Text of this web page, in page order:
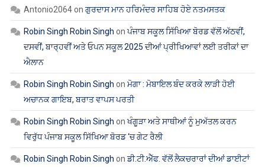
Antonio2064on ਗੁਰਦਾਸ ਮਾਨ ਹਰਿਮੰਦਰ ਸਾਹਿਬ ਹੋਏ ਨਤਮਸਤਕ
Robin Singh Robin Singh onਪੰਜਾਬ ਸਕੂਲ ਸਿੱਖਿਆ ਬੋਰਡ ਵੱਲੋਂ ਅੱਠਵੀਂ,
ਦਸਵੀਂ, ਬਾਰ੍ਹਵੀਂ ਅਤੇ ਓਪਨ ਸਕੂਲ 2025 ਦੀਆਂ ਪ੍ਰੀਖਿਆਵਾਂ ਲਈ ਤਰੀਕਾਂ ਦਾ
ਐਲਾਨ
Robin Singh Robin Singh on ਮੋਗਾ : ਮੋਬਾਇਲ ਬੰਦ ਕਰਕੇ ਲਾੜੀ ਹੋਈ
ਅਚਾਨਕ ਗਾਇਬ, ਬਰਾਤ ਵਾਪਸ ਪਰਤੀ
Robin Singh Robin Singh onਖੰਗੂੜਾ ਅਤੇ ਸਾਥੀਆਂ ਨੂੰ ਮੁਅੱਤਲ ਕਰਨ
ਵਿਰੁੱਧ ਪੰਜਾਬ ਸਕੂਲ ਸਿੱਖਿਆ ਬੋਰਡ ‘ਚ ਗੇਟ ਰੈਲੀ
Robin Singh Robin Singh onਡੀ.ਟੀ.ਐੱਫ. ਵੱਲੋਂ ਲੈਕਚਰਾਰਾਂ ਦੀਆਂ ਡਾਈਟਾਂ